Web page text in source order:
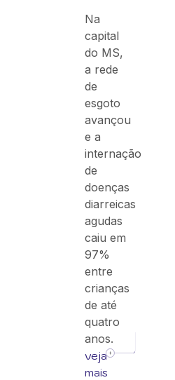
Na
capital
do MS,
a rede
de
esgoto
avançou
e a
internação
de
doenças
diarreicas
agudas
caiu em
97%
entre
crianças
de até
quatro
anos.
veja
mais